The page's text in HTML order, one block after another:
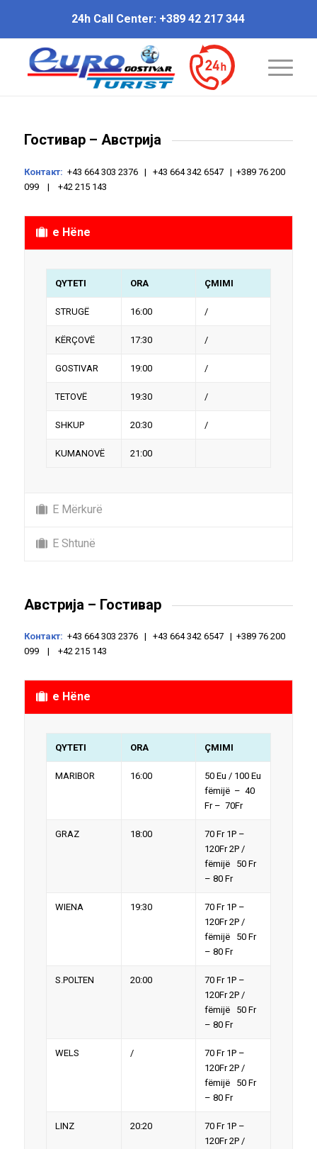
24h Call Center: +389 42 217 344
Гостивар – Австрија
Контакт: +43 664 303 2376 | +43 664 342 6547 | +389 76 200
099 | +42 215 143
e Hëne
QYTETI ORA ÇMIMI
STRUGË 16:00 /
KËRÇOVË 17:30 /
GOSTIVAR 19:00 /
TETOVË 19:30 /
SHKUP 20:30 /
KUMANOVË 21:00
E Mërkurë
E Shtunë
Австрија – Гостивар
Контакт: +43 664 303 2376 | +43 664 342 6547 | +389 76 200
099 | +42 215 143
e Hëne
QYTETI ORA ÇMIMI
MARIBOR 16:00
50 Eu / 100 Eu
fëmijë – 40
Fr – 70Fr
GRAZ 18:00
70 Fr 1P –
120Fr 2P /
fëmijë 50 Fr
– 80 Fr
WIENA 19:30
70 Fr 1P –
120Fr 2P /
fëmijë 50 Fr
– 80 Fr
S.POLTEN 20:00
70 Fr 1P –
120Fr 2P /
fëmijë 50 Fr
– 80 Fr
WELS /
70 Fr 1P –
120Fr 2P /
fëmijë 50 Fr
– 80 Fr
LINZ 20:20
70 Fr 1P –
120Fr 2P /